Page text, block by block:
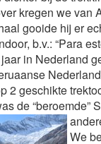
kregen we van
gooide hij er
b.v.: “Para
in Nederland
2 geschikte
de “beroemde”
We